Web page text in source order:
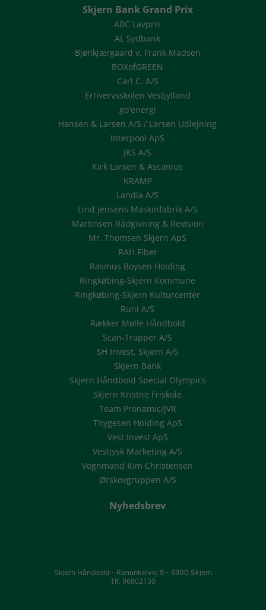
Skjern Bank Grand Prix
ABC Lavpris
AL Sydbank
Bjønkjærgaard v. Frank Madsen
BOXofGREEN
Carl C. A/S
Erhvervsskolen Vestjylland
go'energi
Hansen & Larsen A/S / Larsen Udlejning
Interpool ApS
JKS A/S
Kirk Larsen & Ascanius
KRAMP
Landia A/S
Lind Jensens Maskinfabrik A/S
Martinsen Rådgivning & Revision
Mr. Thomsen Skjern ApS
RAH Fiber
Rasmus Boysen Holding
Ringkøbing-Skjern Kommune
Ringkøbing-Skjern Kulturcenter
Runi A/S
Rækker Mølle Håndbold
Scan-Trapper A/S
SH Invest, Skjern A/S
Skjern Bank
Skjern Håndbold Special Olympics
Skjern Kristne Friskole
Team Pronamic/JVR
Thygesen Holding ApS
Vest Invest ApS
Vestjysk Marketing A/S
Vognmand Kim Christensen
Ørskovgruppen A/S
Nyhedsbrev
Skjern Håndbold - Ranunkelvej 9 - 6900 Skjern
Tlf. 96802130